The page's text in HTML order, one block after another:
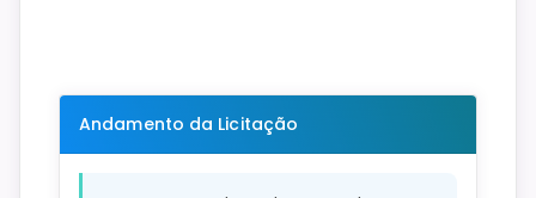
Andamento da Licitação